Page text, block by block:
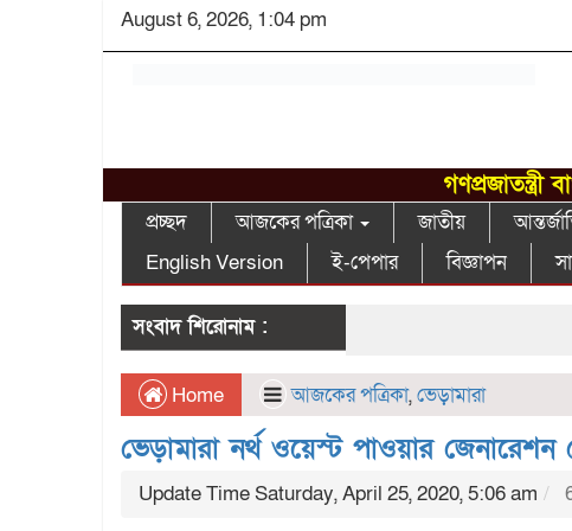
August 6, 2026, 1:04 pm
প্রচ্ছদ আজকের পত্রিকা জাতীয়
English Version
ই-পেপার বিজ্ঞাপন
সংবাদ শিরোনাম :
Home আজকের পত্রিকা,ভেড়ামারা
ভেড়ামারা নর্থ ওয়েস্ট পাওয়ার জেনারেশন
Update Time Saturday, April 25, 2020, 5:06 am